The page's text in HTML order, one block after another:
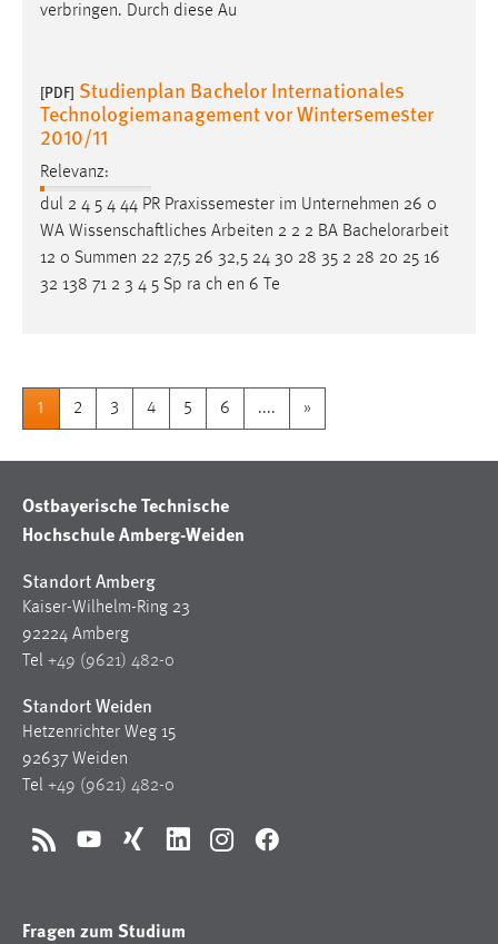
verbringen. Durch diese Au
[PDF] Studienplan Bachelor Internationales
Technologiemanagement vor Wintersemester
2010/11
Relevanz:
dul 2 4 5 4 44 PR Praxissemester im Unternehmen 26 0
WA Wissenschaftliches Arbeiten 2 2 2 BA Bachelorarbeit
12 0 Summen 22 27,5 26 32,5 24 30 28 35 2 28 20 25 16
32 138 71 2 3 4 5 Sp ra ch en 6 Te
1 2 3 4 5 6 .... »
Ostbayerische Technische
Hochschule Amberg-Weiden
Standort Amberg
Kaiser-Wilhelm-Ring 23
92224 Amberg
Tel +49 (9621) 482-0
Standort Weiden
Hetzenrichter Weg 15
92637 Weiden
Tel +49 (9621) 482-0
RSS YouTubeXing LinkedInInstagramFacebook
Fragen zum Studium